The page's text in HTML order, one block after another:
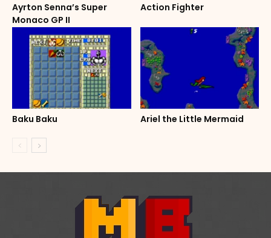
Ayrton Senna’s Super
Monaco GP II
Action Fighter
Baku Baku Ariel the Little Mermaid